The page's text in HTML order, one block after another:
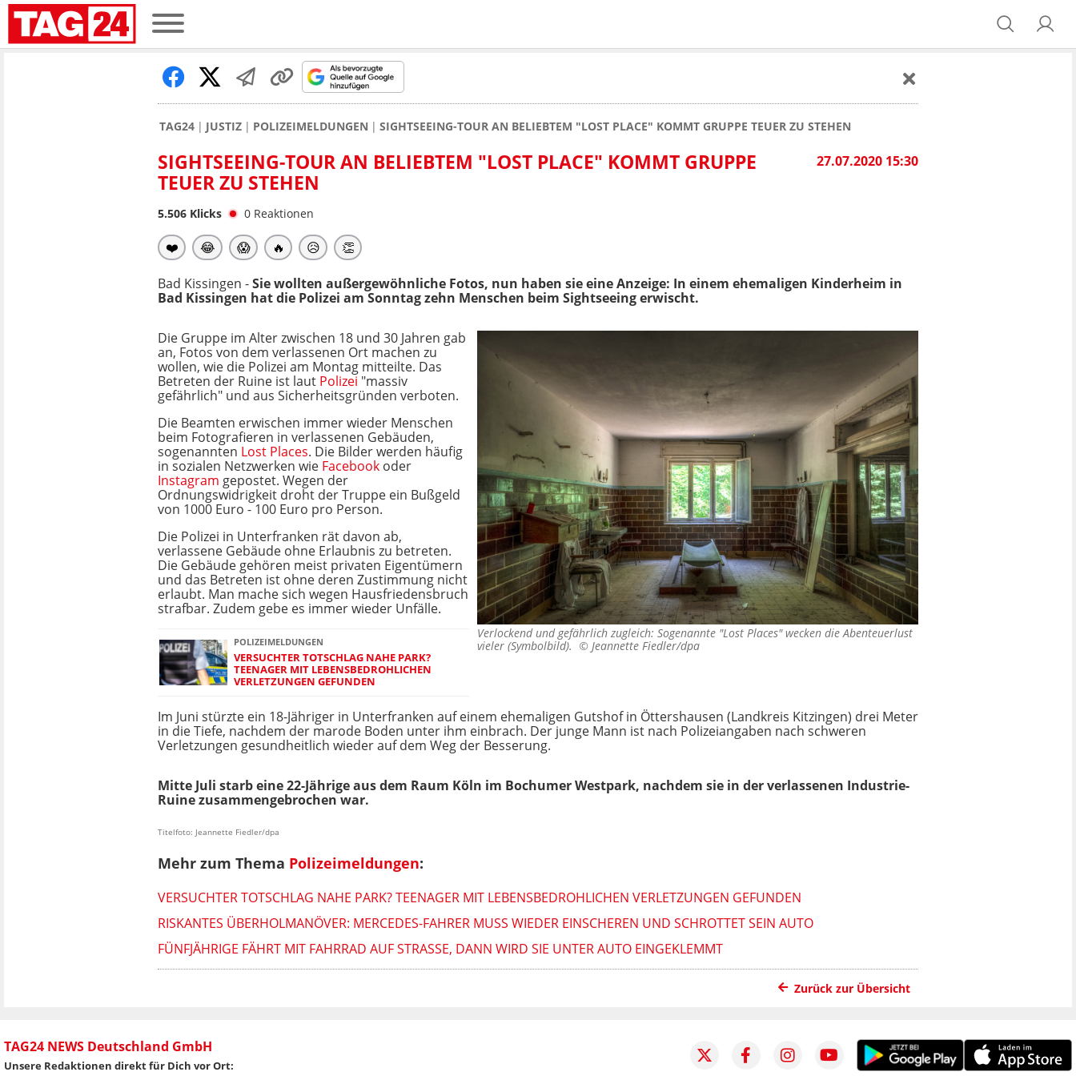
TAG24 JUSTIZ POLIZEIMELDUNGEN SIGHTSEEING-TOUR AN BELIEBTEM "LOST PLACE" KOMMT GRUPPE TEUER ZU STEHEN
27.07.2020 15:30
SIGHTSEEING-TOUR AN BELIEBTEM "LOST PLACE" KOMMT GRUPPE
TEUER ZU STEHEN
5.506 Klicks 0 Reaktionen
❤️ 😂 😱 🔥 😥 👏
Bad Kissingen -Sie wollten außergewöhnliche Fotos, nun haben sie eine Anzeige: In einem ehemaligen Kinderheim in
Bad Kissingen hat die Polizei am Sonntag zehn Menschen beim Sightseeing erwischt.
Verlockend und gefährlich zugleich: Sogenannte "Lost Places" wecken die Abenteuerlust
vieler (Symbolbild). © Jeannette Fiedler/dpa
Die Gruppe im Alter zwischen 18 und 30 Jahren gab
an, Fotos von dem verlassenen Ort machen zu
wollen, wie die Polizei am Montag mitteilte. Das
Betreten der Ruine ist laut Polizei "massiv
gefährlich" und aus Sicherheitsgründen verboten.
Die Beamten erwischen immer wieder Menschen
beim Fotografieren in verlassenen Gebäuden,
sogenannten Lost Places. Die Bilder werden häufig
in sozialen Netzwerken wie Facebook oder
Instagram gepostet. Wegen der
Ordnungswidrigkeit droht der Truppe ein Bußgeld
von 1000 Euro - 100 Euro pro Person.
Die Polizei in Unterfranken rät davon ab,
verlassene Gebäude ohne Erlaubnis zu betreten.
Die Gebäude gehören meist privaten Eigentümern
und das Betreten ist ohne deren Zustimmung nicht
erlaubt. Man mache sich wegen Hausfriedensbruch
strafbar. Zudem gebe es immer wieder Unfälle.
POLIZEIMELDUNGEN
VERSUCHTER TOTSCHLAG NAHE PARK?
TEENAGER MIT LEBENSBEDROHLICHEN
VERLETZUNGEN GEFUNDEN
Im Juni stürzte ein 18-Jähriger in Unterfranken auf einem ehemaligen Gutshof in Öttershausen (Landkreis Kitzingen) drei Meter
in die Tiefe, nachdem der marode Boden unter ihm einbrach. Der junge Mann ist nach Polizeiangaben nach schweren
Verletzungen gesundheitlich wieder auf dem Weg der Besserung.
Mitte Juli starb eine 22-Jährige aus dem Raum Köln im Bochumer Westpark, nachdem sie in der verlassenen Industrie-
Ruine zusammengebrochen war.
Titelfoto: Jeannette Fiedler/dpa
Mehr zum Thema Polizeimeldungen:
VERSUCHTER TOTSCHLAG NAHE PARK? TEENAGER MIT LEBENSBEDROHLICHEN VERLETZUNGEN GEFUNDEN
RISKANTES ÜBERHOLMANÖVER: MERCEDES-FAHRER MUSS WIEDER EINSCHEREN UND SCHROTTET SEIN AUTO
FÜNFJÄHRIGE FÄHRT MIT FAHRRAD AUF STRASSE, DANN WIRD SIE UNTER AUTO EINGEKLEMMT
Zurück zur Übersicht
TAG24 NEWS Deutschland GmbH
Unsere Redaktionen direkt für Dich vor Ort: